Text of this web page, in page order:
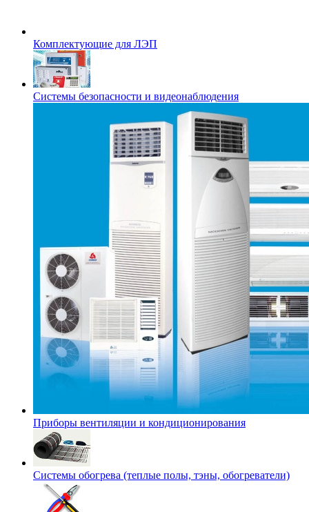
Комплектующие для ЛЭП
Системы безопасности и видеонаблюдения
Приборы вентиляции и кондиционирования
Системы обогрева (теплые полы, тэны, обогреватели)